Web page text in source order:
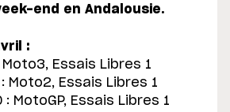
end en Andalousie.
:
Essais Libres 1
Moto2, Essais Libres 1
MotoGP, Essais Libres 1